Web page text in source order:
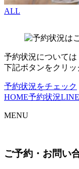
ALL
予約状況については
下記ボタンをクリッ
予約状況をチェック
HOME予約状況LINE
MENU
ご予約・お問い